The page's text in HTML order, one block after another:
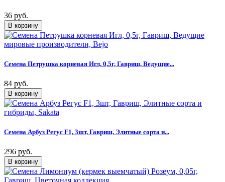
36 руб.
Семена Петрушка корневая Игл, 0,5г, Гавриш, Ведущие...
84 руб.
Семена Арбуз Регус F1, 3шт, Гавриш, Элитные сорта и...
296 руб.